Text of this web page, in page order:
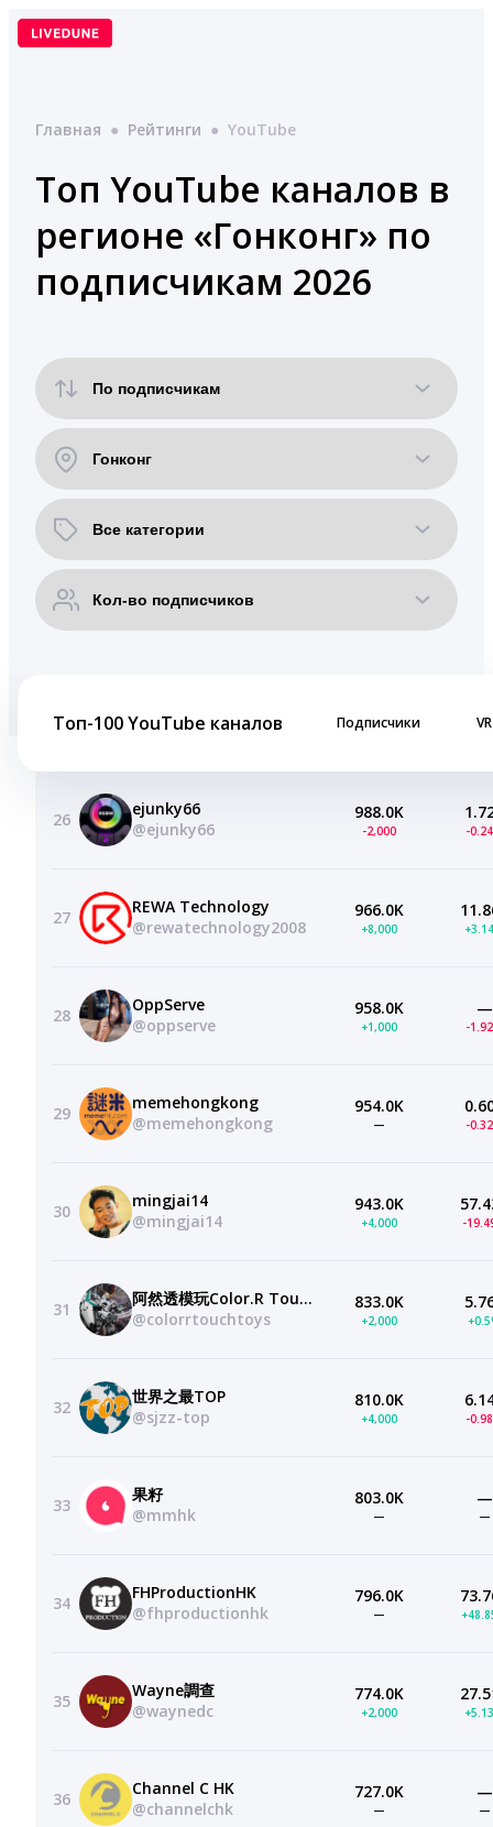
Перейти
Главная ● Рейтинги ● YouTube
Топ YouTube каналов в
регионе «Гонконг» по
подписчикам 2026
Топ-100 YouTube каналов Подписчики VR
26
ejunky66
@ejunky66
988.0K
-2,000 -
27
REWA Technology
@rewatechnology2008
966.0K
+8,000
28
OppServe
@oppserve
958.0K
+1,000
—
-
29
memehongkong
@memehongkong
954.0K
— -
30
mingjai14
@mingjai14
943.0K
+4,000 -
31
阿然透模玩Color.R Touch-Toys
@colorrtouchtoys
833.0K
+2,000
32
世界之最TOP
@sjzz-top
810.0K
+4,000 -
33
果籽
@mmhk
803.0K
—
—
—
34
FHProductionHK
@fhproductionhk
796.0K
—
35
Wayne調查
@waynedc
774.0K
+2,000
36
Channel C HK
@channelchk
727.0K
—
—
—